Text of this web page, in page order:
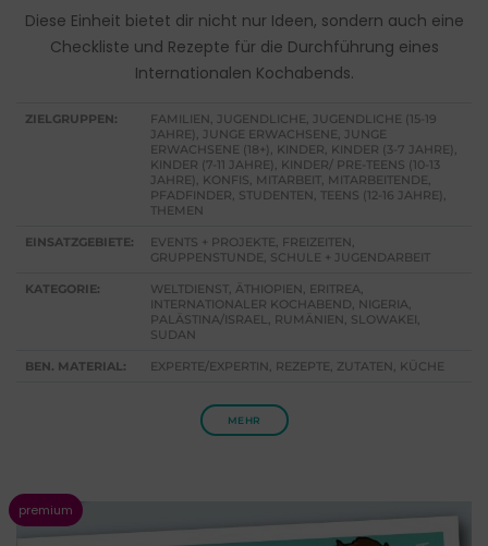
Diese Einheit bietet dir nicht nur Ideen, sondern auch eine
Checkliste und Rezepte für die Durchführung eines
Internationalen Kochabends.
ZIELGRUPPEN:
FAMILIEN, JUGENDLICHE, JUGENDLICHE (15-19
JAHRE), JUNGE ERWACHSENE, JUNGE
ERWACHSENE (18+), KINDER, KINDER (3-7 JAHRE),
KINDER (7-11 JAHRE), KINDER/ PRE-TEENS (10-13
JAHRE), KONFIS, MITARBEIT, MITARBEITENDE,
PFADFINDER, STUDENTEN, TEENS (12-16 JAHRE),
THEMEN
EINSATZGEBIETE:
EVENTS + PROJEKTE, FREIZEITEN,
GRUPPENSTUNDE, SCHULE + JUGENDARBEIT
KATEGORIE:
WELTDIENST, ÄTHIOPIEN, ERITREA,
INTERNATIONALER KOCHABEND, NIGERIA,
PALÄSTINA/ISRAEL, RUMÄNIEN, SLOWAKEI,
SUDAN
BEN. MATERIAL: EXPERTE/EXPERTIN, REZEPTE, ZUTATEN, KÜCHE
MEHR